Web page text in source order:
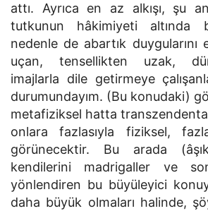
attı. Ayrıca en az alkışı, şu
tutkunun hâkimiyeti altında
nedenle de abartık
uçan, tensellikten uzak,
imajlarla dile getirmeye
durumundayım. (Bu konudaki)
metafiziksel hatta
onlara fazlasıyla fiziksel,
görünecektir. Bu arada
kendilerini madrigaller ve
yönlendiren bu büyüleyici
daha büyük olmaları halinde,